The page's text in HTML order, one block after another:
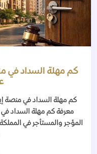
كم مهلة السداد في
كم مهلة السداد في منصة
معرفة كم مهلة السداد في
المؤجر والمستأجر في